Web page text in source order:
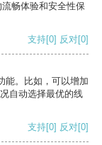
畅体验和安全性保
支持[0] 反对[0]
能。比如，可以增加
自动选择最优的线
支持[0] 反对[0]